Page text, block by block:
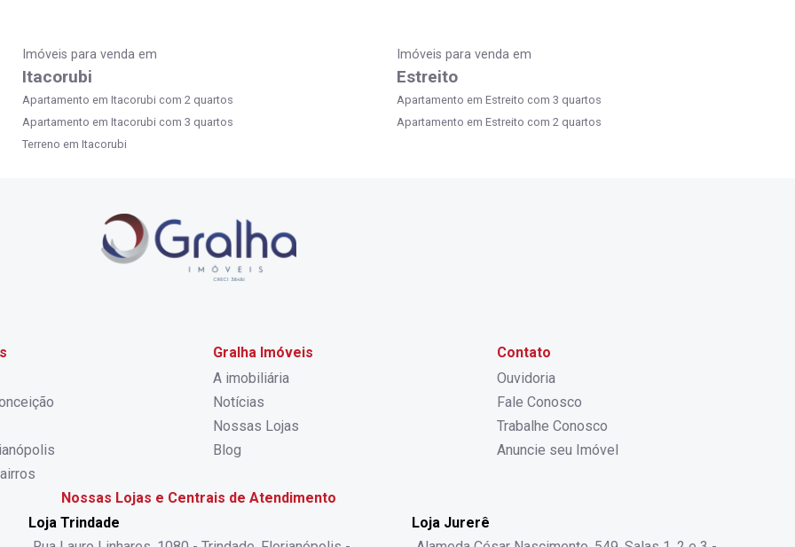
Imóveis para venda em
Itacorubi
Apartamento em Itacorubi com 2 quartos
Apartamento em Itacorubi com 3 quartos
Terreno em Itacorubi
Imóveis para venda em
Estreito
Apartamento em Estreito com 3 quartos
Apartamento em Estreito com 2 quartos
Gralha Imóveis
A imobiliária
Notícias
Nossas Lojas
Blog
Contato
Ouvidoria
Fale Conosco
Trabalhe Conosco
Anuncie seu Imóvel
Nossas Lojas e Centrais de Atendimento
Loja Trindade
Loja Jurerê